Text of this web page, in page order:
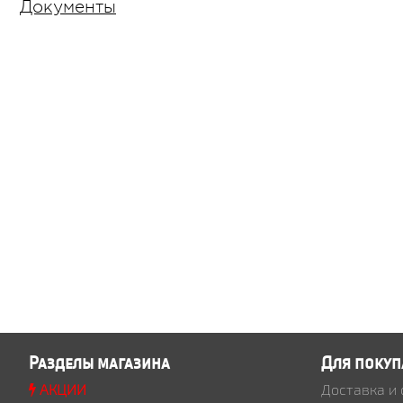
Документы
Разделы магазина
АКЦИИ
Для
Доставка и